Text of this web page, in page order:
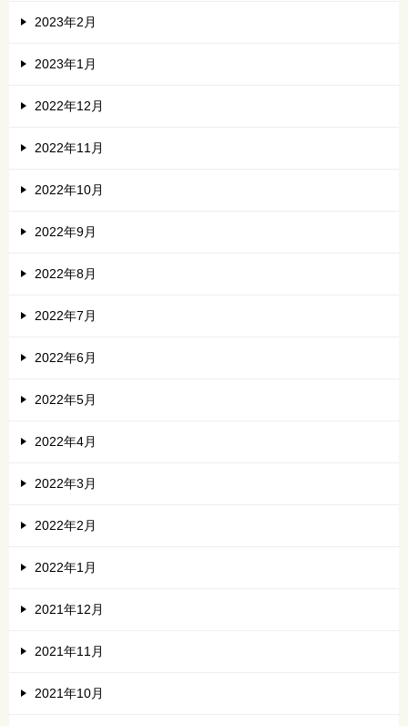
2023年2月
2023年1月
2022年12月
2022年11月
2022年10月
2022年9月
2022年8月
2022年7月
2022年6月
2022年5月
2022年4月
2022年3月
2022年2月
2022年1月
2021年12月
2021年11月
2021年10月